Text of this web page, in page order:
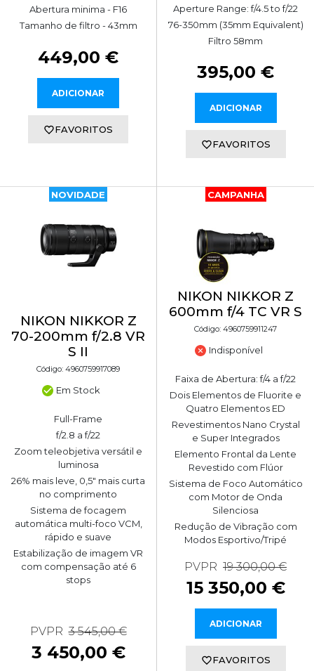
Abertura minima - F16
Tamanho de filtro - 43mm
449,00 €
ADICIONAR
FAVORITOS
Aperture Range: f/4.5 to f/22
76-350mm (35mm Equivalent)
Filtro 58mm
395,00 €
ADICIONAR
FAVORITOS
NOVIDADE
NIKON NIKKOR Z
70-200mm f/2.8 VR
S II
Código: 4960759917089
Em Stock
Full-Frame
f/2.8 a f/22
Zoom teleobjetiva versátil e
luminosa
26% mais leve, 0,5" mais curta
no comprimento
Sistema de focagem
automática multi-foco VCM,
rápido e suave
Estabilização de imagem VR
com compensação até 6
stops
PVPR 3 545,00 €
3 450,00 €
CAMPANHA
NIKON NIKKOR Z
600mm f/4 TC VR S
Código: 4960759911247
Indisponível
Faixa de Abertura: f/4 a f/22
Dois Elementos de Fluorite e
Quatro Elementos ED
Revestimentos Nano Crystal
e Super Integrados
Elemento Frontal da Lente
Revestido com Flúor
Sistema de Foco Automático
com Motor de Onda
Silenciosa
Redução de Vibração com
Modos Esportivo/Tripé
PVPR 19 300,00 €
15 350,00 €
ADICIONAR
FAVORITOS